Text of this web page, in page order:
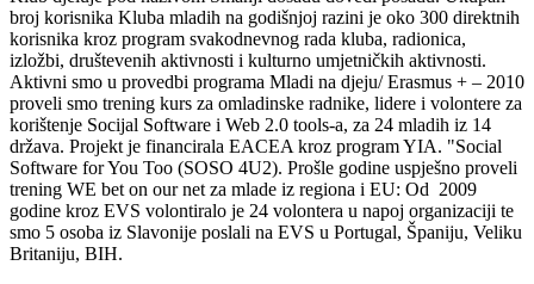
broj korisnika Kluba mladih na godišnjoj razini je oko 300 direktnih
korisnika kroz program svakodnevnog rada kluba, radionica,
izložbi, društevenih aktivnosti i kulturno umjetničkih aktivnosti.
Aktivni smo u provedbi programa Mladi na djeju/ Erasmus + – 2010
proveli smo trening kurs za omladinske radnike, lidere i volontere za
korištenje Socijal Software i Web 2.0 tools-a, za 24 mladih iz 14
država. Projekt je financirala EACEA kroz program YIA. "Social
Software for You Too (SOSO 4U2). Prošle godine uspješno proveli
trening WE bet on our net za mlade iz regiona i EU: Od 2009
godine kroz EVS volontiralo je 24 volontera u napoj organizaciji te
smo 5 osoba iz Slavonije poslali na EVS u Portugal, Španiju, Veliku
Britaniju, BIH.